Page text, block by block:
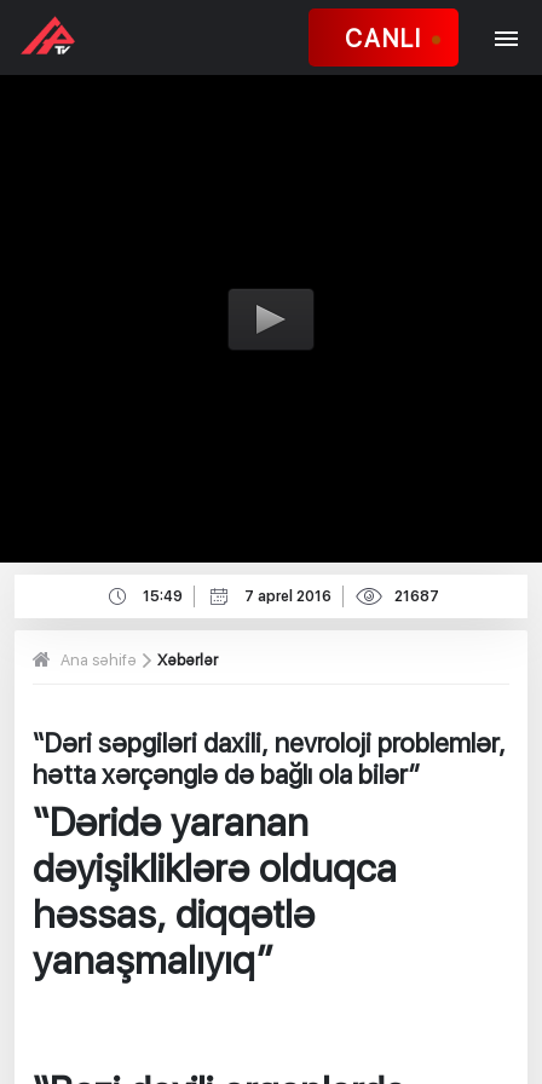
CANLI
15:49 7 aprel 2016 21687
Ana səhifə Xəbərlər
“Dəri səpgiləri daxili, nevroloji problemlər,
hətta xərçənglə də bağlı ola bilər”
“Dəridə yaranan
dəyişikliklərə olduqca
həssas, diqqətlə
yanaşmalıyıq”